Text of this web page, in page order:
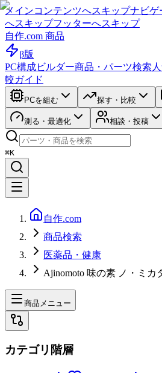
メインコンテンツへスキップナビゲ
へスキップフッターへスキップ
自作.com 商品
β版
PC構成ビルダー商品・パーツ検索
較ガイド
PCを組む 探す・比較
測る・最適化 相談・投稿
⌘K
自作.com
商品検索
医薬品・健康
Ajinomoto 味の素 ノ・ミカ
商品メニュー
カテゴリ階層